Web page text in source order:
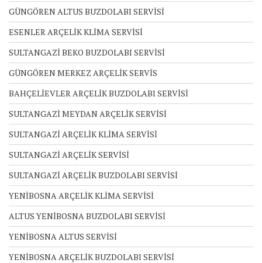
GÜNGÖREN ALTUS BUZDOLABI SERVİSİ
ESENLER ARÇELİK KLİMA SERVİSİ
SULTANGAZİ BEKO BUZDOLABI SERVİSİ
GÜNGÖREN MERKEZ ARÇELİK SERVİS
BAHÇELİEVLER ARÇELİK BUZDOLABI SERVİSİ
SULTANGAZİ MEYDAN ARÇELİK SERVİSİ
SULTANGAZİ ARÇELİK KLİMA SERVİSİ
SULTANGAZİ ARÇELİK SERVİSİ
SULTANGAZİ ARÇELİK BUZDOLABI SERVİSİ
YENİBOSNA ARÇELİK KLİMA SERVİSİ
ALTUS YENİBOSNA BUZDOLABI SERVİSİ
YENİBOSNA ALTUS SERVİSİ
YENİBOSNA ARÇELİK BUZDOLABI SERVİSİ